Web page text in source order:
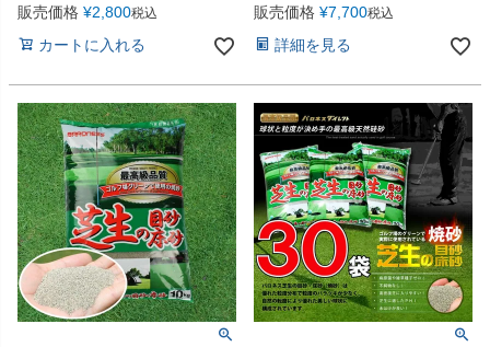
販売価格 ¥2,800税込
カートに入れる
販売価格 ¥7,700税込
詳細を見る